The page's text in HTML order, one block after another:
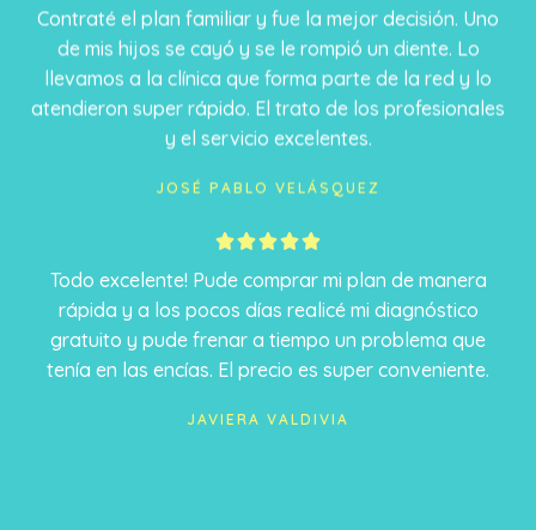
/
5
Contraté el plan familiar y fue la mejor decisión. Uno
de mis hijos se cayó y se le rompió un diente. Lo
llevamos a la clínica que forma parte de la red y lo
atendieron super rápido. El trato de los profesionales
y el servicio excelentes.
JOSÉ PABLO VELÁSQUEZ
/
5
Todo excelente! Pude comprar mi plan de manera
rápida y a los pocos días realicé mi diagnóstico
gratuito y pude frenar a tiempo un problema que